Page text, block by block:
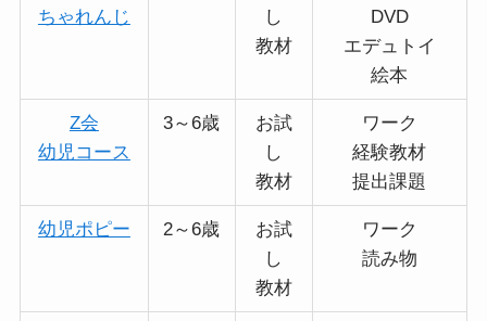
ちゃれんじ
し
教材
DVD
エデュトイ
絵本
Z会
幼児コース
3～6歳
お試
し
教材
ワーク
経験教材
提出課題
幼児ポピー 2～6歳
お試
し
教材
ワーク
読み物